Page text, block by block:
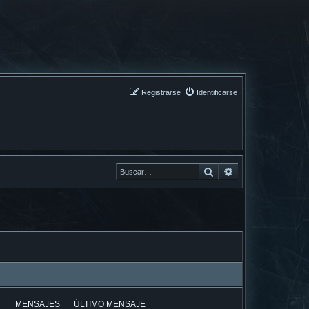
Identificarse
Registrarse
Buscar
MENSAJES ÚLTIMO MENSAJE